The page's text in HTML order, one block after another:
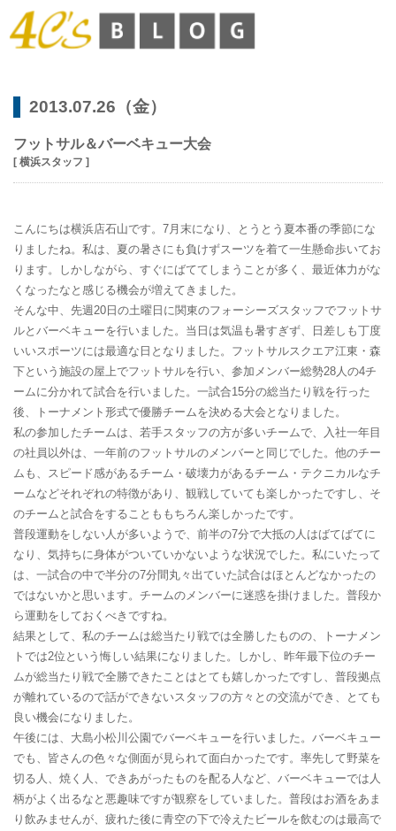
2013.07.26（金）
フットサル＆バーベキュー大会
[ 横浜スタッフ ]
こんにちは横浜店石山です。7月末になり、とうとう夏本番の季節にな
りましたね。私は、夏の暑さにも負けずスーツを着て一生懸命歩いてお
ります。しかしながら、すぐにばててしまうことが多く、最近体力がな
くなったなと感じる機会が増えてきました。
そんな中、先週20日の土曜日に関東のフォーシーズスタッフでフットサ
ルとバーベキューを行いました。当日は気温も暑すぎず、日差しも丁度
いいスポーツには最適な日となりました。フットサルスクエア江東・森
下という施設の屋上でフットサルを行い、参加メンバー総勢28人の4チ
ームに分かれて試合を行いました。一試合15分の総当たり戦を行った
後、トーナメント形式で優勝チームを決める大会となりました。
私の参加したチームは、若手スタッフの方が多いチームで、入社一年目
の社員以外は、一年前のフットサルのメンバーと同じでした。他のチー
ムも、スピード感があるチーム・破壊力があるチーム・テクニカルなチ
ームなどそれぞれの特徴があり、観戦していても楽しかったですし、そ
のチームと試合をすることももちろん楽しかったです。
普段運動をしない人が多いようで、前半の7分で大抵の人はばてばてに
なり、気持ちに身体がついていかないような状況でした。私にいたって
は、一試合の中で半分の7分間丸々出ていた試合はほとんどなかったの
ではないかと思います。チームのメンバーに迷惑を掛けました。普段か
ら運動をしておくべきですね。
結果として、私のチームは総当たり戦では全勝したものの、トーナメン
トでは2位という悔しい結果になりました。しかし、昨年最下位のチー
ムが総当たり戦で全勝できたことはとても嬉しかったですし、普段拠点
が離れているので話ができないスタッフの方々との交流ができ、とても
良い機会になりました。
午後には、大島小松川公園でバーベキューを行いました。バーベキュー
でも、皆さんの色々な側面が見られて面白かったです。率先して野菜を
切る人、焼く人、できあがったものを配る人など、バーベキューでは人
柄がよく出るなと悪趣味ですが観察をしていました。普段はお酒をあま
り飲みませんが、疲れた後に青空の下で冷えたビールを飲むのは最高で